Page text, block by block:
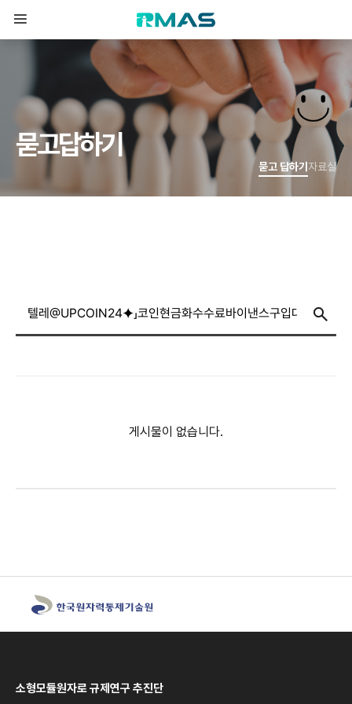
묻고답하기
묻고 답하기 자료실
게시물이 없습니다.
소형모듈원자로 규제연구 추진단